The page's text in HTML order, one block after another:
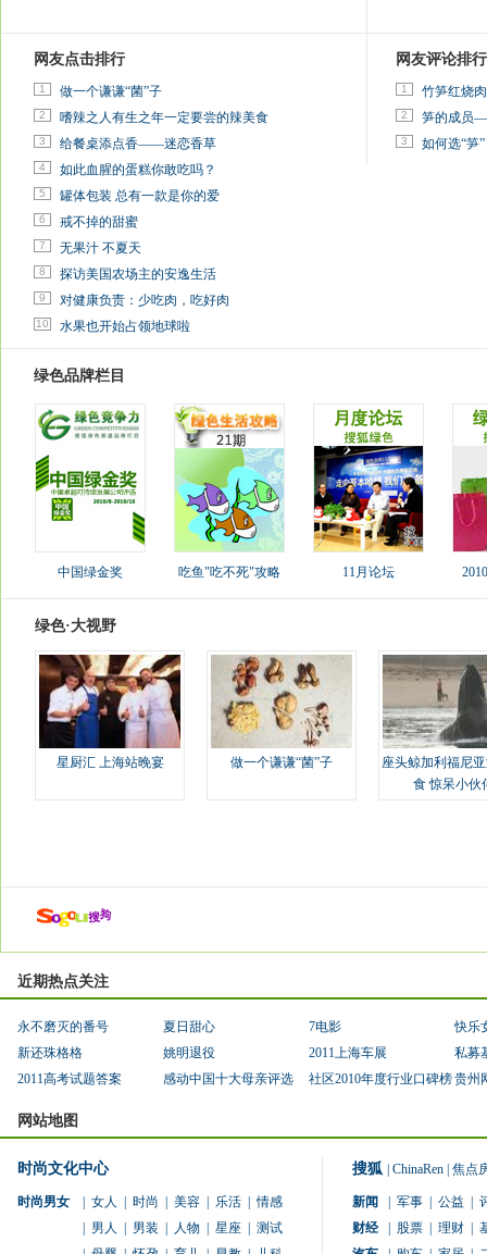
网友点击排行
1 做一个谦谦“菌”子
2 嗜辣之人有生之年一定要尝的辣美食
3 给餐桌添点香——迷恋香草
4 如此血腥的蛋糕你敢吃吗？
5 罐体包装 总有一款是你的爱
6 戒不掉的甜蜜
7 无果汁 不夏天
8 探访美国农场主的安逸生活
9 对健康负责：少吃肉，吃好肉
10 水果也开始占领地球啦
网友评论排行
1 竹笋红烧肉
2 笋的成员
3 如何选“笋”
绿色品牌栏目
中国绿金奖 吃鱼"吃不死"攻略 11月论坛
绿色·大视野
星厨汇 上海站晚宴 做一个谦谦“菌”子
座头鲸加利福尼
食 惊呆小伙
近期热点关注
永不磨灭的番号 夏日甜心 7电影
快乐
新还珠格格
姚明退役 2011上海车展
私募
2011高考试题答案
感动中国十大母亲评选 社区2010年度行业口碑榜贵州
网站地图
时尚文化中心
时尚男女 女人 时尚 美容 乐活
情感
男人 男装 人物 星座
测试
搜狐 ChinaRen 焦点
新闻 军事 公益
财经
股票 理财